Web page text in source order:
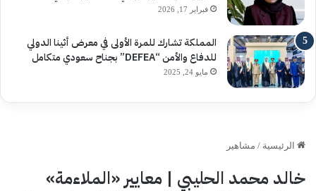
فبراير 17, 2026
المملكة تشارك للمرة الأولى في معرض أثينا الدولي
للدفاع والأمن “DEFEA” بجناح سعودي متكامل
مايو 24, 2025